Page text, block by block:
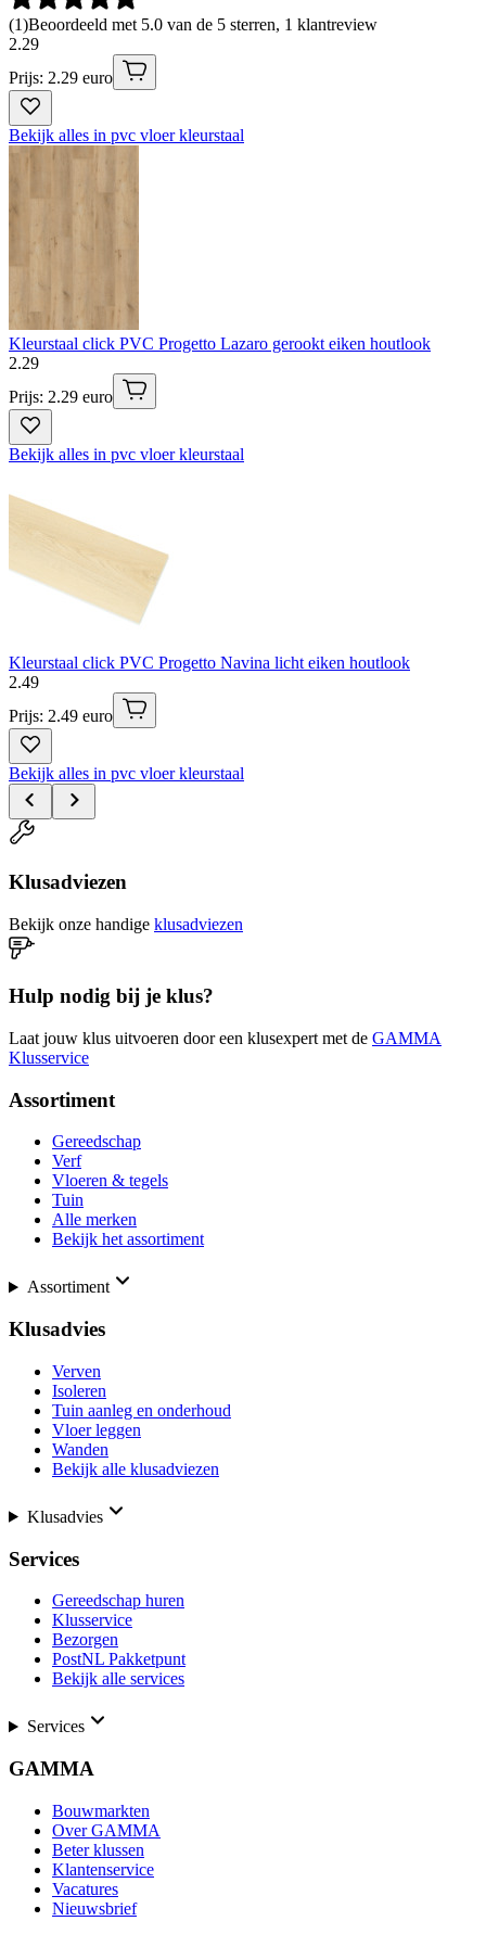
(1)Beoordeeld met 5.0 van de 5 sterren, 1 klantreview
2.29
Prijs: 2.29 euro
Bekijk alles in pvc vloer kleurstaal
Kleurstaal click PVC Progetto Lazaro gerookt eiken houtlook
2.29
Prijs: 2.29 euro
Bekijk alles in pvc vloer kleurstaal
Kleurstaal click PVC Progetto Navina licht eiken houtlook
2.49
Prijs: 2.49 euro
Bekijk alles in pvc vloer kleurstaal
Klusadviezen
Bekijk onze handige klusadviezen
Hulp nodig bij je klus?
Laat jouw klus uitvoeren door een klusexpert met de GAMMA
Klusservice
Assortiment
Gereedschap
Verf
Vloeren & tegels
Tuin
Alle merken
Bekijk het assortiment
Assortiment
Klusadvies
Verven
Isoleren
Tuin aanleg en onderhoud
Vloer leggen
Wanden
Bekijk alle klusadviezen
Klusadvies
Services
Gereedschap huren
Klusservice
Bezorgen
PostNL Pakketpunt
Bekijk alle services
Services
GAMMA
Bouwmarkten
Over GAMMA
Beter klussen
Klantenservice
Vacatures
Nieuwsbrief